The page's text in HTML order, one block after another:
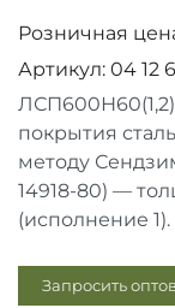
Розничная
Артикул: 04 12
покрытия
методу
14918-80) —
(исполнение 1).
Запросить
Соглашаюсь на